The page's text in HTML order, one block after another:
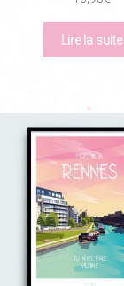
Lire la suite